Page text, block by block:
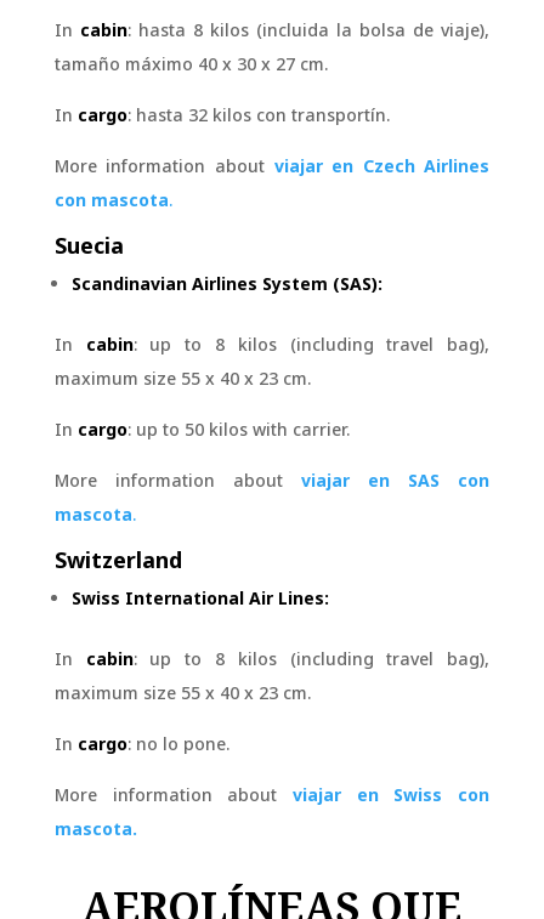
In cabin: hasta 8 kilos (incluida la bolsa de viaje),
tamaño máximo 40 x 30 x 27 cm.
In cargo: hasta 32 kilos con transportín.
More information about viajar en Czech Airlines
con mascota.
Suecia
Scandinavian Airlines System (SAS):
In cabin: up to 8 kilos (including travel bag),
maximum size 55 x 40 x 23 cm.
In cargo: up to 50 kilos with carrier.
More information about viajar en SAS con
mascota.
Switzerland
Swiss International Air Lines:
In cabin: up to 8 kilos (including travel bag),
maximum size 55 x 40 x 23 cm.
In cargo: no lo pone.
More information about viajar en Swiss con
mascota.
AEROLÍNEAS QUE